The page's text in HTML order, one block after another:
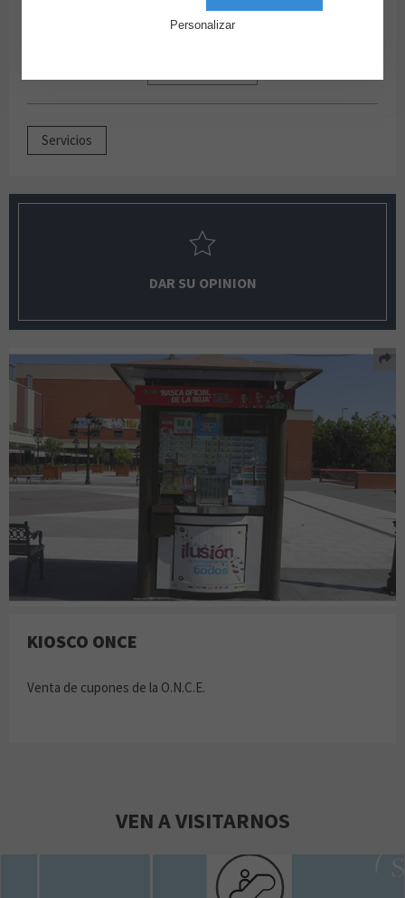
Servicios
DAR SU OPINION
KIOSCO ONCE
Venta de cupones de la O.N.C.E.
VEN A VISITARNOS
Personalizar